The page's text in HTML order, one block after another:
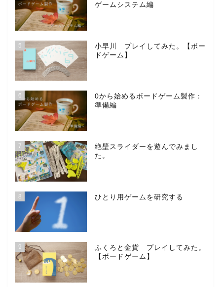
ゲームシステム編
5
小早川 プレイしてみた。【ボー
ドゲーム】
6
0から始めるボードゲーム製作：
準備編
7
絶壁スライダーを遊んでみまし
た。
8 ひとり用ゲームを研究する
9
ふくろと金貨 プレイしてみた。
【ボードゲーム】